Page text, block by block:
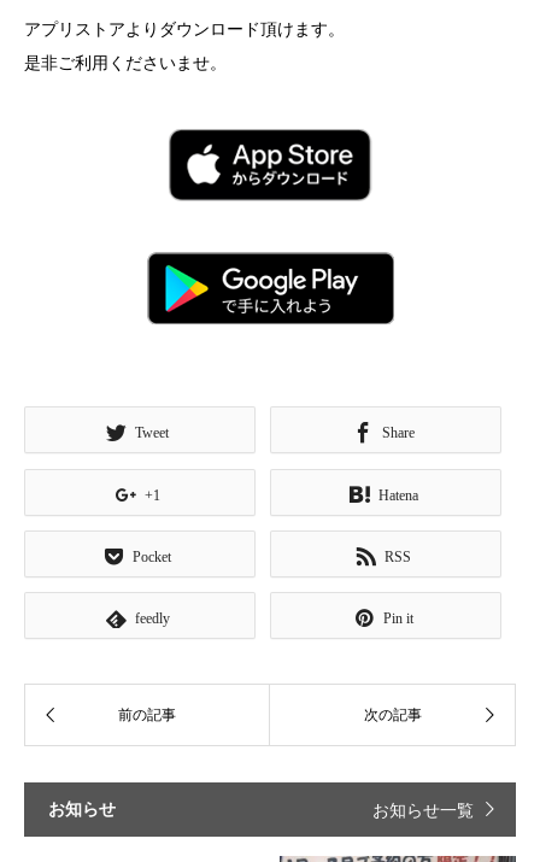
アプリストアよりダウンロード頂けます。
是非ご利用くださいませ。
Tweet Share
+1 Hatena
Pocket RSS
feedly Pin it
お知らせ お知らせ一覧